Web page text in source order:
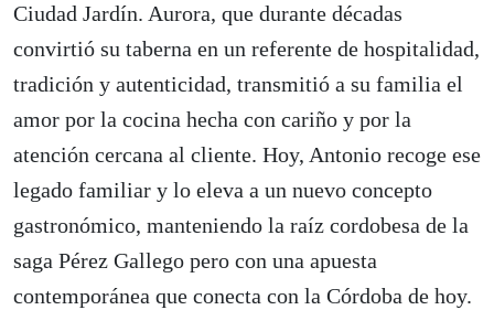
Ciudad Jardín. Aurora, que durante décadas
convirtió su taberna en un referente de hospitalidad,
tradición y autenticidad, transmitió a su familia el
amor por la cocina hecha con cariño y por la
atención cercana al cliente. Hoy, Antonio recoge ese
legado familiar y lo eleva a un nuevo concepto
gastronómico, manteniendo la raíz cordobesa de la
saga Pérez Gallego pero con una apuesta
contemporánea que conecta con la Córdoba de hoy.